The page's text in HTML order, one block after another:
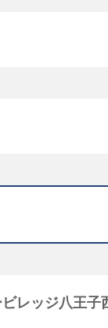
レッジ八王子